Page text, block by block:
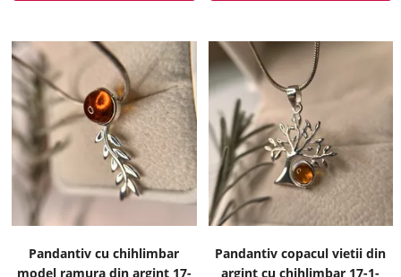
Pandantiv cu chihlimbar
model ramura din argint 17-
Pandantiv copacul vietii din
argint cu chihlimbar 17-1-